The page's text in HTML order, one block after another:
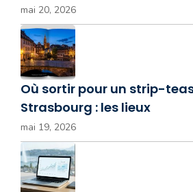
mai 20, 2026
Où sortir pour un strip-
Strasbourg : les lieux
mai 19, 2026